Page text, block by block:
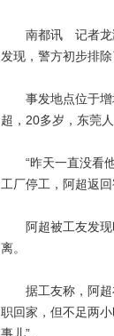
南都讯 记者龙瀚
发现，警方初步排
事发地点位于增
超，20多岁，东莞
“昨天一直没看他
工厂停工，阿超返
阿超被工友发现
离。
据工友称，阿超
职回家，但不足两